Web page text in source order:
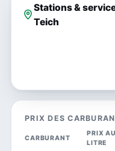
Stations &
Teich
PRIX DES
CARBURANT
PRIX AU
LITRE